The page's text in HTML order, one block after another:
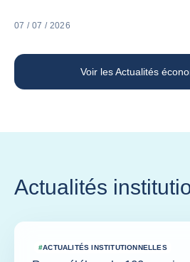
Voir les Actualités
07 / 07 / 2026
Actualités
#ACTUALITÉS INSTITUTIONNELLES